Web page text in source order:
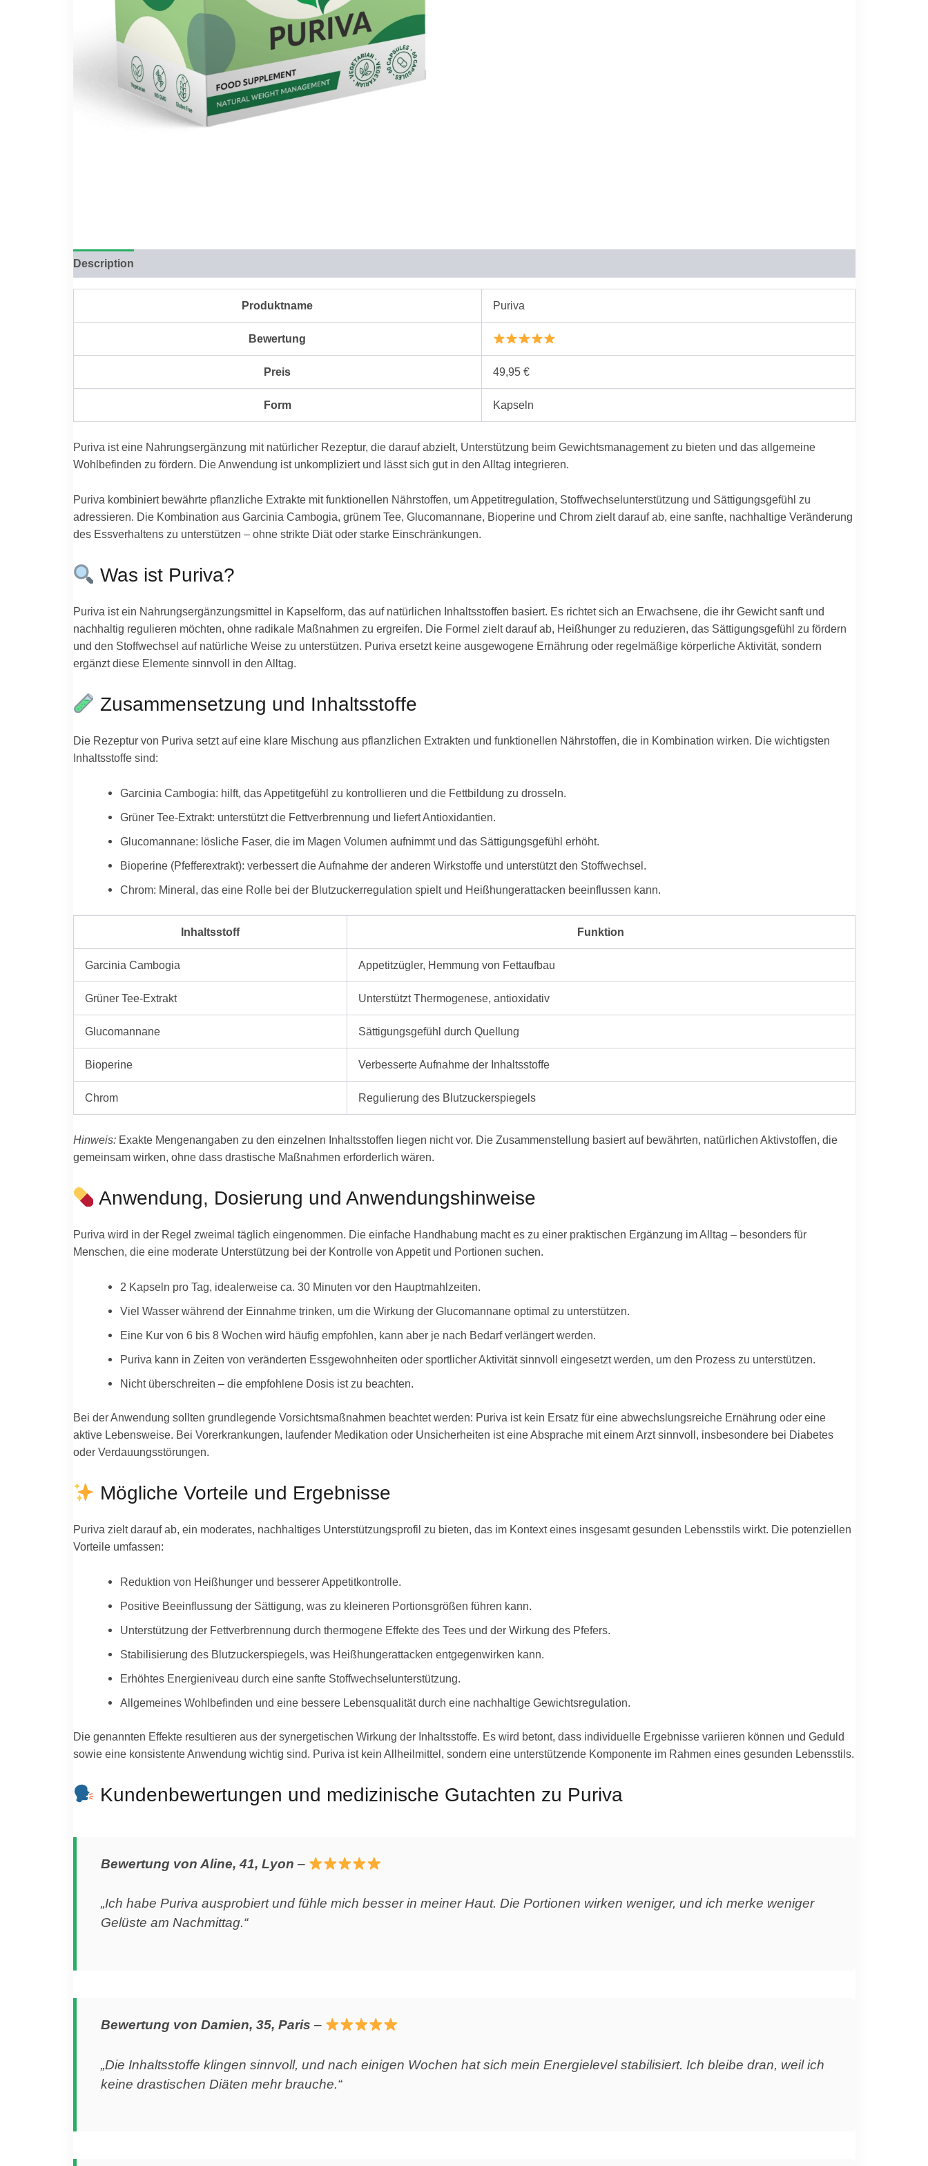
Description
Produktname Puriva
Bewertung
Preis 49,95 €
Form Kapseln
Puriva ist eine Nahrungsergänzung mit natürlicher Rezeptur, die darauf abzielt, Unterstützung beim Gewichtsmanagement zu bieten und das allgemeine
Wohlbefinden zu fördern. Die Anwendung ist unkompliziert und lässt sich gut in den Alltag integrieren.
Puriva kombiniert bewährte pflanzliche Extrakte mit funktionellen Nährstoffen, um Appetitregulation, Stoffwechselunterstützung und Sättigungsgefühl zu
adressieren. Die Kombination aus Garcinia Cambogia, grünem Tee, Glucomannane, Bioperine und Chrom zielt darauf ab, eine sanfte, nachhaltige Veränderung
des Essverhaltens zu unterstützen – ohne strikte Diät oder starke Einschränkungen.
Was ist Puriva?
Puriva ist ein Nahrungsergänzungsmittel in Kapselform, das auf natürlichen Inhaltsstoffen basiert. Es richtet sich an Erwachsene, die ihr Gewicht sanft und
nachhaltig regulieren möchten, ohne radikale Maßnahmen zu ergreifen. Die Formel zielt darauf ab, Heißhunger zu reduzieren, das Sättigungsgefühl zu fördern
und den Stoffwechsel auf natürliche Weise zu unterstützen. Puriva ersetzt keine ausgewogene Ernährung oder regelmäßige körperliche Aktivität, sondern
ergänzt diese Elemente sinnvoll in den Alltag.
Zusammensetzung und Inhaltsstoffe
Die Rezeptur von Puriva setzt auf eine klare Mischung aus pflanzlichen Extrakten und funktionellen Nährstoffen, die in Kombination wirken. Die wichtigsten
Inhaltsstoffe sind:
Garcinia Cambogia: hilft, das Appetitgefühl zu kontrollieren und die Fettbildung zu drosseln.
Grüner Tee-Extrakt: unterstützt die Fettverbrennung und liefert Antioxidantien.
Glucomannane: lösliche Faser, die im Magen Volumen aufnimmt und das Sättigungsgefühl erhöht.
Bioperine (Pfefferextrakt): verbessert die Aufnahme der anderen Wirkstoffe und unterstützt den Stoffwechsel.
Chrom: Mineral, das eine Rolle bei der Blutzuckerregulation spielt und Heißhungerattacken beeinflussen kann.
Inhaltsstoff Funktion
Garcinia Cambogia Appetitzügler, Hemmung von Fettaufbau
Grüner Tee-Extrakt Unterstützt Thermogenese, antioxidativ
Glucomannane Sättigungsgefühl durch Quellung
Bioperine Verbesserte Aufnahme der Inhaltsstoffe
Chrom Regulierung des Blutzuckerspiegels
Hinweis:Exakte Mengenangaben zu den einzelnen Inhaltsstoffen liegen nicht vor. Die Zusammenstellung basiert auf bewährten, natürlichen Aktivstoffen, die
gemeinsam wirken, ohne dass drastische Maßnahmen erforderlich wären.
Anwendung, Dosierung und Anwendungshinweise
Puriva wird in der Regel zweimal täglich eingenommen. Die einfache Handhabung macht es zu einer praktischen Ergänzung im Alltag – besonders für
Menschen, die eine moderate Unterstützung bei der Kontrolle von Appetit und Portionen suchen.
2 Kapseln pro Tag, idealerweise ca. 30 Minuten vor den Hauptmahlzeiten.
Viel Wasser während der Einnahme trinken, um die Wirkung der Glucomannane optimal zu unterstützen.
Eine Kur von 6 bis 8 Wochen wird häufig empfohlen, kann aber je nach Bedarf verlängert werden.
Puriva kann in Zeiten von veränderten Essgewohnheiten oder sportlicher Aktivität sinnvoll eingesetzt werden, um den Prozess zu unterstützen.
Nicht überschreiten – die empfohlene Dosis ist zu beachten.
Bei der Anwendung sollten grundlegende Vorsichtsmaßnahmen beachtet werden: Puriva ist kein Ersatz für eine abwechslungsreiche Ernährung oder eine
aktive Lebensweise. Bei Vorerkrankungen, laufender Medikation oder Unsicherheiten ist eine Absprache mit einem Arzt sinnvoll, insbesondere bei Diabetes
oder Verdauungsstörungen.
Mögliche Vorteile und Ergebnisse
Puriva zielt darauf ab, ein moderates, nachhaltiges Unterstützungsprofil zu bieten, das im Kontext eines insgesamt gesunden Lebensstils wirkt. Die potenziellen
Vorteile umfassen:
Reduktion von Heißhunger und besserer Appetitkontrolle.
Positive Beeinflussung der Sättigung, was zu kleineren Portionsgrößen führen kann.
Unterstützung der Fettverbrennung durch thermogene Effekte des Tees und der Wirkung des Pfefers.
Stabilisierung des Blutzuckerspiegels, was Heißhungerattacken entgegenwirken kann.
Erhöhtes Energieniveau durch eine sanfte Stoffwechselunterstützung.
Allgemeines Wohlbefinden und eine bessere Lebensqualität durch eine nachhaltige Gewichtsregulation.
Die genannten Effekte resultieren aus der synergetischen Wirkung der Inhaltsstoffe. Es wird betont, dass individuelle Ergebnisse variieren können und Geduld
sowie eine konsistente Anwendung wichtig sind. Puriva ist kein Allheilmittel, sondern eine unterstützende Komponente im Rahmen eines gesunden Lebensstils.
Kundenbewertungen und medizinische Gutachten zu Puriva
Bewertung von Aline, 41, Lyon –
„Ich habe Puriva ausprobiert und fühle mich besser in meiner Haut. Die Portionen wirken weniger, und ich merke weniger
Gelüste am Nachmittag.“
Bewertung von Damien, 35, Paris –
„Die Inhaltsstoffe klingen sinnvoll, und nach einigen Wochen hat sich mein Energielevel stabilisiert. Ich bleibe dran, weil ich
keine drastischen Diäten mehr brauche.“